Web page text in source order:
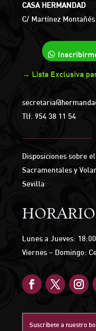
CASA HERMANDAD
C/ Martínez
→ Lista Exclusiva
Tlf. 954 38 11 54
Disposiciones sobre
Sacramentales y
Sevilla
HORARIO
Lunes a Jueves:
Viernes – Domingo:
Suscríbete a nuestro